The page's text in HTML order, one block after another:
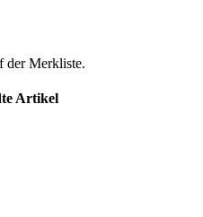
der Merkliste.
Artikel